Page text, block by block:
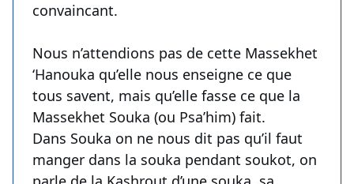
convaincant.
Nous n’attendions pas de cette Massekhet
‘Hanouka qu’elle nous enseigne ce que
tous savent, mais qu’elle fasse ce que la
Massekhet Souka (ou Psa’him) fait.
Dans Souka on ne nous dit pas qu’il faut
manger dans la souka pendant soukot, on